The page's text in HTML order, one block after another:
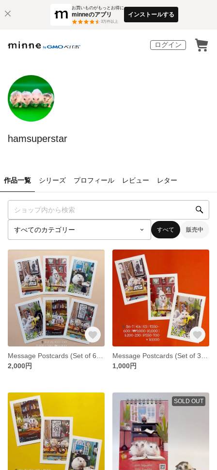
お買いものがもっとお得に
minneのアプリ
3万件以上
インストールする
ログイン
hamsuperstar
作品一覧 シリーズ プロフィール レビュー レター
すべて 販売中
2,000円
1,000円
SOLD OUT